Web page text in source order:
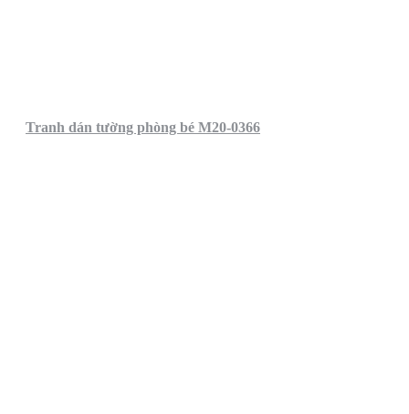
Tranh dán tường phòng bé M20-0366